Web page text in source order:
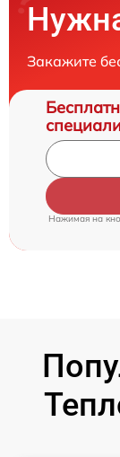
Закажите
Нажимая на